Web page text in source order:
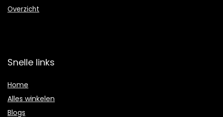
Overzicht
Snelle links
Home
Alles winkelen
Blogs